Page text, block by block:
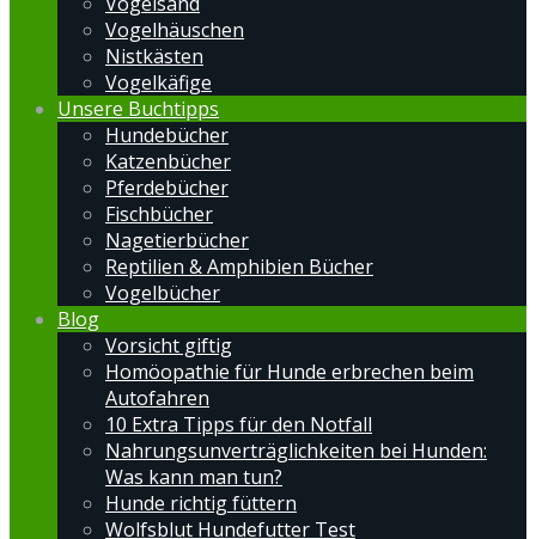
Vogelhäuschen
Nistkästen
Vogelkäfige
Unsere Buchtipps
Hundebücher
Katzenbücher
Pferdebücher
Fischbücher
Nagetierbücher
Reptilien & Amphibien Bücher
Vogelbücher
Blog
Vorsicht giftig
Homöopathie für Hunde erbrechen beim
Autofahren
10 Extra Tipps für den Notfall
Nahrungsunverträglichkeiten bei Hunden:
Was kann man tun?
Hunde richtig füttern
Wolfsblut Hundefutter Test